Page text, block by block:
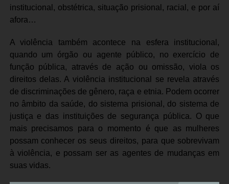
institucional, obstétrica, situação prisional, racial, e por aí
afora…
A violência também acontece na esfera institucional,
quando um órgão ou agente público, no exercício de
função pública, através de ação ou omissão, viola os
direitos delas. A violência institucional se revela através
de discriminações de gênero, raça e etnia. Podem ocorrer
no âmbito da saúde, do sistema prisional, do sistema de
justiça e das instituições de segurança pública. O que
mais precisamos para o momento é que as mulheres
possam conhecer os seus direitos, para que sobrevivam
à violência, e possam ser as agentes de mudanças em
suas vidas.